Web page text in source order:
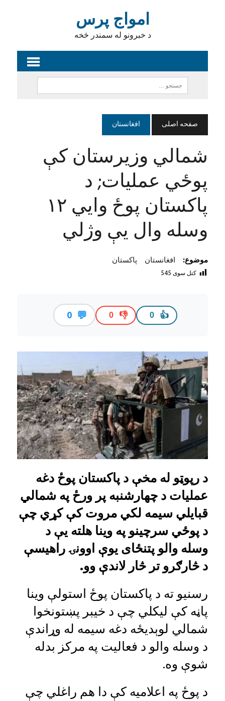
امواج پرس
د خبرونو له سمندر څخه
صفحه اصلی افغانستان
شمالي وزیرستان کې
پوځي عملیات; د
پاکستان پوځ وایي ۱۲
وسله وال یې وژلي
موضوع: افغانستان پاکستان
کتل سوی 545
👍
0
👎
0
💬
0
د رپوټو له مخې د پاکستان پوځ دغه
عملیات د چهارشنبه پر ورځ په شمالي
قبایلي سیمه لکي مروت کې کړي چې
د پوځي سرچینو په وینا هلته یې د
وسله والو پتنځای یوې اوونۍ راهیسې
د څارګرو تر څار لاندې وو.
رسنیو ته د پاکستان پوځ استولې وینا
پاڼه کې لیکلي چې د خیبر پښتونخوا
شمالي لوېدیځه دغه سیمه له وړاندې
د وسله والو د فعالیت په مرکز بدله
شوې وه.
د پوځ په اعلامیه کې دا هم راغلي چې